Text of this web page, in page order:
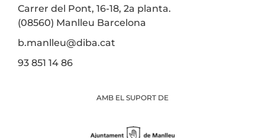
Carrer del Pont, 16-18, 2a planta.
(08560) Manlleu Barcelona
b.manlleu@diba.cat
93 851 14 86
AMB EL SUPORT DE